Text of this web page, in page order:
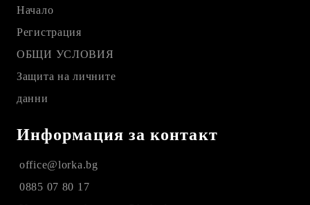
Начало
Регистрация
ОБЩИ УСЛОВИЯ
Защита на личните
данни
Информация за контакт
office@lorka.bg
0885 07 80 17